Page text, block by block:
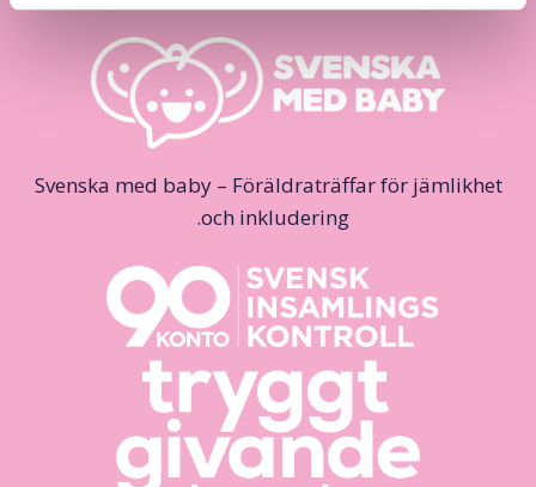
Svenska med baby – Föräldraträffar för jämlikhet
och inkludering.